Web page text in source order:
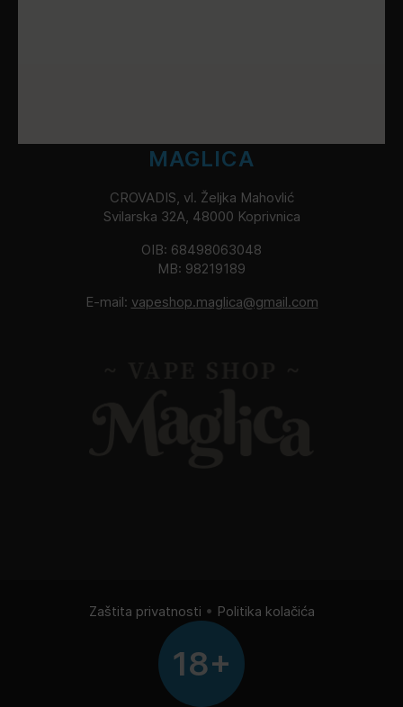
MAGLICA
CROVADIS, vl. Željka Mahovlić
Svilarska 32A, 48000 Koprivnica
OIB: 68498063048
MB: 98219189
E-mail: vapeshop.maglica@gmail.com
Zaštita privatnosti • Politika kolačića
18+